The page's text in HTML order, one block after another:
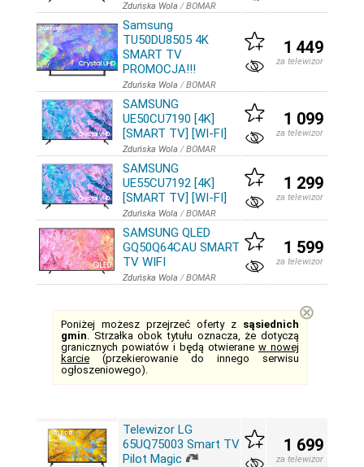
Zduńska Wola /BOMAR
Samsung
TU50DU8505 4K
SMART TV
PROMOCJA!!!
Zduńska Wola /BOMAR
1 449
za telewizor
SAMSUNG
UE50CU7190 [4K]
[SMART TV] [WI-FI]
Zduńska Wola /BOMAR
1 099
za telewizor
SAMSUNG
UE55CU7192 [4K]
[SMART TV] [WI-FI]
Zduńska Wola /BOMAR
1 299
za telewizor
SAMSUNG QLED
GQ50Q64CAU SMART
TV WIFI
Zduńska Wola /BOMAR
1 599
za telewizor
Poniżej możesz przejrzeć oferty z sąsiednich
gmin. Strzałka obok tytułu oznacza, że dotyczą
granicznych powiatów i będą otwierane w nowej
karcie (przekierowanie do innego serwisu
ogłoszeniowego).
⊗
Telewizor LG
65UQ75003 Smart TV
Pilot Magic
1 699
za telewizor